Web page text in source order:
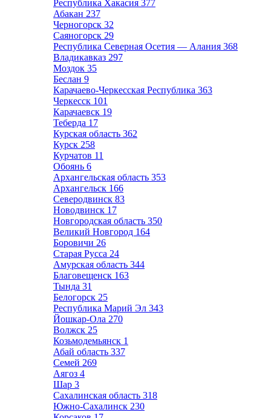
Республика Хакасия 377
Абакан 237
Черногорск 32
Саяногорск 29
Республика Северная Осетия — Алания 368
Владикавказ 297
Моздок 35
Беслан 9
Карачаево-Черкесская Республика 363
Черкесск 101
Карачаевск 19
Теберда 17
Курская область 362
Курск 258
Курчатов 11
Обоянь 6
Архангельская область 353
Архангельск 166
Северодвинск 83
Новодвинск 17
Новгородская область 350
Великий Новгород 164
Боровичи 26
Старая Русса 24
Амурская область 344
Благовещенск 163
Тында 31
Белогорск 25
Республика Марий Эл 343
Йошкар-Ола 270
Волжск 25
Козьмодемьянск 1
Абай область 337
Семей 269
Аягоз 4
Шар 3
Сахалинская область 318
Южно-Сахалинск 230